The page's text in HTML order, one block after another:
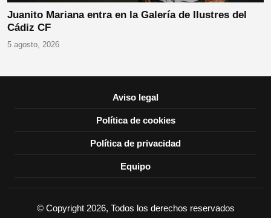
Juanito Mariana entra en la Galería de Ilustres del
Cádiz CF
5 agosto, 2026
Aviso legal
Política de cookies
Política de privacidad
Equipo
© Copyright 2026, Todos los derechos reservados